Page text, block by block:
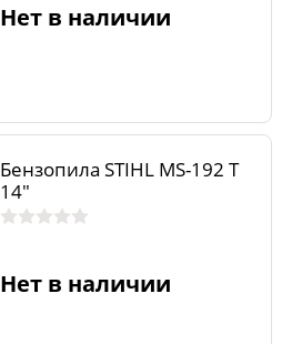
Нет в наличии
Бензопила STIHL MS-192 T
14"
Нет в наличии